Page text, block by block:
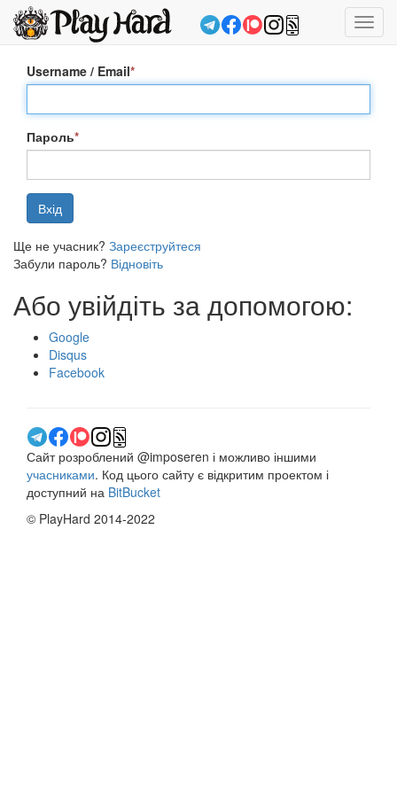
Username / Email*
Пароль*
Ще не учасник? Зареєструйтеся
Забули пароль? Відновіть
Або увійдіть за допомогою:
Google
Disqus
Facebook
Сайт розроблений @imposeren і можливо іншими
учасниками. Код цього сайту є відкритим проектом і
доступний на BitBucket
© PlayHard 2014-2022